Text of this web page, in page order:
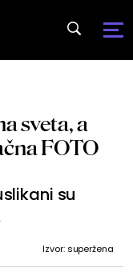
sveta, a
FOTO
su
Izvor: superžena